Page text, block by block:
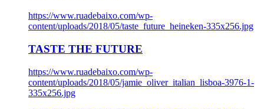
https://www.ruadebaixo.com/wp-
content/uploads/2018/05/taste_future_heineken-335x256.jpg
TASTE THE FUTURE
https://www.ruadebaixo.com/wp-
content/uploads/2018/05/jamie_oliver_italian_lisboa-3976-1-
335x256.jpg